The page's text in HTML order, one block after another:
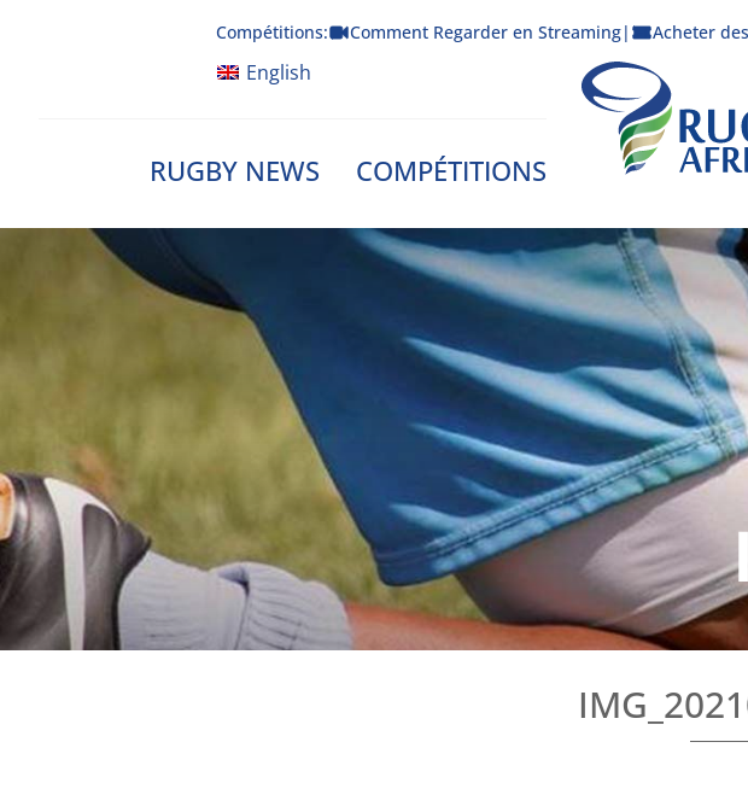
Compétitions: Comment Regarder en Streaming| Acheter
English
RUGBY NEWS COMPÉTITIONS
Rugby Afrique